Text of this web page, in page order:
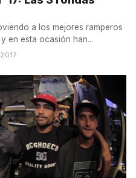
a los mejores ramperos
en esta ocasión han...